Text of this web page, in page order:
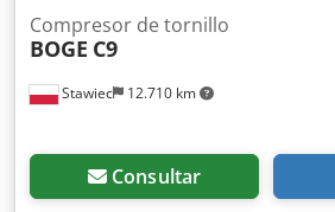
Stawiec 12.710 km
Compresor de tornillo
BOGE C9
Consultar